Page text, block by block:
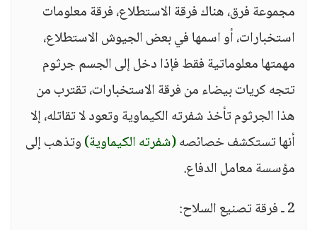
مجموعة فرق، هناك فرقة الاستطلاع، فرقة معلومات
استخبارات، أو اسمها في بعض الجيوش الاستطلاع،
مهمتها معلوماتية فقط فإذا دخل إلى الجسم جرثوم
تتجه كريات بيضاء من فرقة الاستخبارات، تقترب من
هذا الجرثوم تأخذ شفرته الكيماوية وتعود لا تقاتله، إلا
أنها تستكشف خصائصه(شفرته الكيماوية)وتذهب إلى
مؤسسة معامل الدفاع.
2 ـ فرقة تصنيع السلاح: